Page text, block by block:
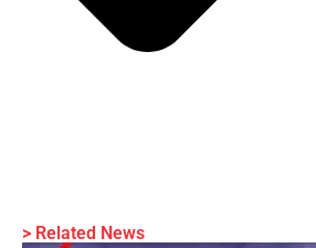
> Related News